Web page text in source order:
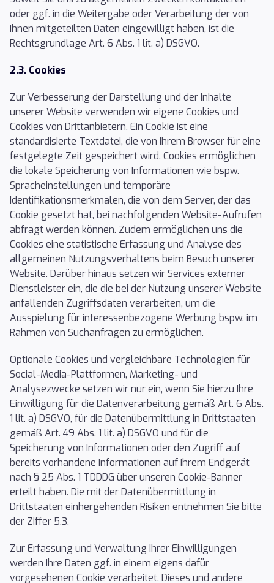
oder ggf. in die Weitergabe oder Verarbeitung der von
Ihnen mitgeteilten Daten eingewilligt haben, ist die
Rechtsgrundlage Art. 6 Abs. 1 lit. a) DSGVO.
2.3. Cookies
Zur Verbesserung der Darstellung und der Inhalte
unserer Website verwenden wir eigene Cookies und
Cookies von Drittanbietern. Ein Cookie ist eine
standardisierte Textdatei, die von Ihrem Browser für eine
festgelegte Zeit gespeichert wird. Cookies ermöglichen
die lokale Speicherung von Informationen wie bspw.
Spracheinstellungen und temporäre
Identifikationsmerkmalen, die von dem Server, der das
Cookie gesetzt hat, bei nachfolgenden Website-Aufrufen
abfragt werden können. Zudem ermöglichen uns die
Cookies eine statistische Erfassung und Analyse des
allgemeinen Nutzungsverhaltens beim Besuch unserer
Website. Darüber hinaus setzen wir Services externer
Dienstleister ein, die die bei der Nutzung unserer Website
anfallenden Zugriffsdaten verarbeiten, um die
Ausspielung für interessenbezogene Werbung bspw. im
Rahmen von Suchanfragen zu ermöglichen.
Optionale Cookies und vergleichbare Technologien für
Social-Media-Plattformen, Marketing- und
Analysezwecke setzen wir nur ein, wenn Sie hierzu Ihre
Einwilligung für die Datenverarbeitung gemäß Art. 6 Abs.
1 lit. a) DSGVO, für die Datenübermittlung in Drittstaaten
gemäß Art. 49 Abs. 1 lit. a) DSGVO und für die
Speicherung von Informationen oder den Zugriff auf
bereits vorhandene Informationen auf Ihrem Endgerät
nach § 25 Abs. 1 TDDDG über unseren Cookie-Banner
erteilt haben. Die mit der Datenübermittlung in
Drittstaaten einhergehenden Risiken entnehmen Sie bitte
der Ziffer 5.3.
Zur Erfassung und Verwaltung Ihrer Einwilligungen
werden Ihre Daten ggf. in einem eigens dafür
vorgesehenen Cookie verarbeitet. Dieses und andere